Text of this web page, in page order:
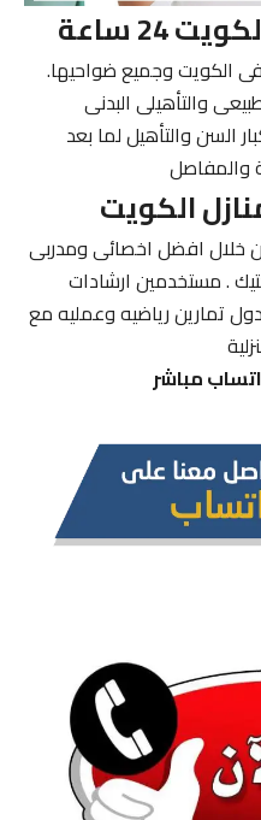
ساعة
الكويت وجميع ضواحيها.
والتأهيلى البدنى
والتأهيل لما بعد
الكويت
خلال افضل اخصائى ومدربى
. مستخدمين ارشادات
رياضيه وعمليه مع
مباشر